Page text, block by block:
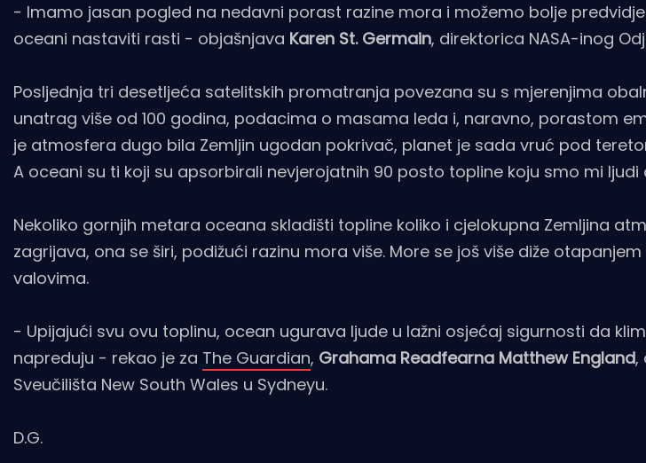
- Imamo jasan pogled na nedavni porast razine mora i možemo bolje
oceani nastaviti rasti - objašnjava Karen St. Germain, direktorica NASA-inog
Posljednja tri desetljeća satelitskih promatranja povezana su s mjerenjima
unatrag više od 100 godina, podacima o masama leda i, naravno, porastom
je atmosfera dugo bila Zemljin ugodan pokrivač, planet je sada vruć pod
A oceani su ti koji su apsorbirali nevjerojatnih 90 posto topline koju smo mi ljudi
Nekoliko gornjih metara oceana skladišti topline koliko i cjelokupna Zemljina
zagrijava, ona se širi, podižući razinu mora više. More se još više diže
valovima.
- Upijajući svu ovu toplinu, ocean ugurava ljude u lažni osjećaj sigurnosti da
napreduju - rekao je za The Guardian, Grahama Readfearna Matthew England,
Sveučilišta New South Wales u Sydneyu.
D.G.